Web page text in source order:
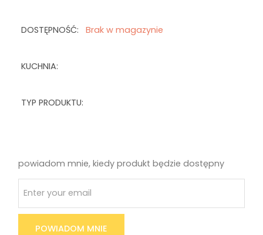
DOSTĘPNOŚĆ: Brak w magazynie
KUCHNIA:
TYP PRODUKTU:
powiadom mnie, kiedy produkt będzie dostępny
POWIADOM MNIE